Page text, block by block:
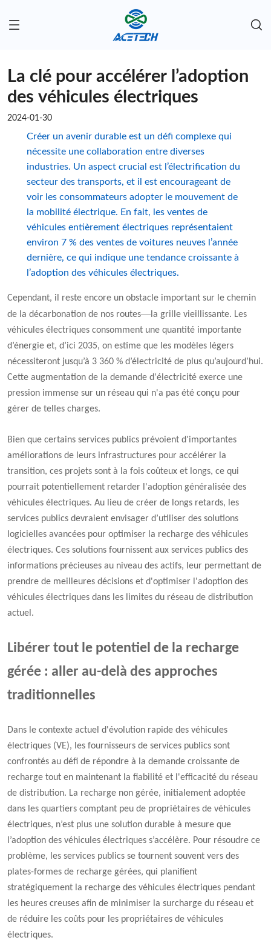
La clé pour accélérer l’adoption
des véhicules électriques
2024-01-30
Créer un avenir durable est un défi complexe qui
nécessite une collaboration entre diverses
industries. Un aspect crucial est l’électrification du
secteur des transports, et il est encourageant de
voir les consommateurs adopter le mouvement de
la mobilité électrique. En fait, les ventes de
véhicules entièrement électriques représentaient
environ 7 % des ventes de voitures neuves l’année
dernière, ce qui indique une tendance croissante à
l’adoption des véhicules électriques.
Cependant, il reste encore un obstacle important sur le chemin
de la décarbonation de nos routes— la grille vieillissante. Les
véhicules électriques consomment une quantité importante
d’énergie et, d’ici 2035, on estime que les modèles légers
nécessiteront jusqu’à 3 360 % d’électricité de plus qu’aujourd’hui.
Cette augmentation de la demande d'électricité exerce une
pression immense sur un réseau qui n'a pas été conçu pour
gérer de telles charges.
Bien que certains services publics prévoient d'importantes
améliorations de leurs infrastructures pour accélérer la
transition, ces projets sont à la fois coûteux et longs, ce qui
pourrait potentiellement retarder l'adoption généralisée des
véhicules électriques. Au lieu de créer de longs retards, les
services publics devraient envisager d’utiliser des solutions
logicielles avancées pour optimiser la recharge des véhicules
électriques. Ces solutions fournissent aux services publics des
informations précieuses au niveau des actifs, leur permettant de
prendre de meilleures décisions et d'optimiser l'adoption des
véhicules électriques dans les limites du réseau de distribution
actuel.
Libérer tout le potentiel de la recharge
gérée : aller au-delà des approches
traditionnelles
Dans le contexte actuel d'évolution rapide des véhicules
électriques (VE), les fournisseurs de services publics sont
confrontés au défi de répondre à la demande croissante de
recharge tout en maintenant la fiabilité et l'efficacité du réseau
de distribution. La recharge non gérée, initialement adoptée
dans les quartiers comptant peu de propriétaires de véhicules
électriques, n’est plus une solution durable à mesure que
l’adoption des véhicules électriques s’accélère. Pour résoudre ce
problème, les services publics se tournent souvent vers des
plates-formes de recharge gérées, qui planifient
stratégiquement la recharge des véhicules électriques pendant
les heures creuses afin de minimiser la surcharge du réseau et
de réduire les coûts pour les propriétaires de véhicules
électriques.